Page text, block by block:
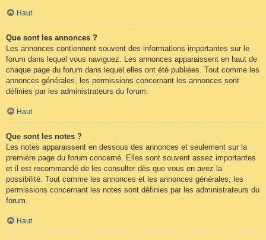
Haut
Que sont les annonces ?
Les annonces contiennent souvent des informations importantes sur le
forum dans lequel vous naviguez. Les annonces apparaissent en haut de
chaque page du forum dans lequel elles ont été publiées. Tout comme les
annonces générales, les permissions concernant les annonces sont
définies par les administrateurs du forum.
Haut
Que sont les notes ?
Les notes apparaissent en dessous des annonces et seulement sur la
première page du forum concerné. Elles sont souvent assez importantes
et il est recommandé de les consulter dès que vous en avez la
possibilité. Tout comme les annonces et les annonces générales, les
permissions concernant les notes sont définies par les administrateurs du
forum.
Haut